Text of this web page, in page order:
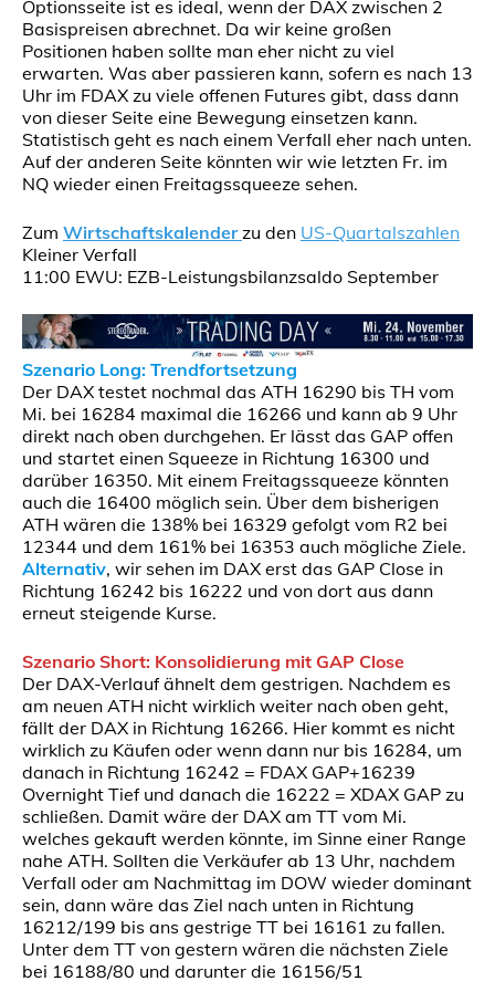
Optionsseite ist es ideal, wenn der DAX zwischen 2
Basispreisen abrechnet. Da wir keine großen
Positionen haben sollte man eher nicht zu viel
erwarten. Was aber passieren kann, sofern es nach 13
Uhr im FDAX zu viele offenen Futures gibt, dass dann
von dieser Seite eine Bewegung einsetzen kann.
Statistisch geht es nach einem Verfall eher nach unten.
Auf der anderen Seite könnten wir wie letzten Fr. im
NQ wieder einen Freitagssqueeze sehen.
Zum Wirtschaftskalender zu den US-Quartalszahlen
Kleiner Verfall
11:00 EWU: EZB-Leistungsbilanzsaldo September
Szenario Long: Trendfortsetzung
Der DAX testet nochmal das ATH 16290 bis TH vom
Mi. bei 16284 maximal die 16266 und kann ab 9 Uhr
direkt nach oben durchgehen. Er lässt das GAP offen
und startet einen Squeeze in Richtung 16300 und
darüber 16350. Mit einem Freitagssqueeze könnten
auch die 16400 möglich sein. Über dem bisherigen
ATH wären die 138% bei 16329 gefolgt vom R2 bei
12344 und dem 161% bei 16353 auch mögliche Ziele.
Alternativ, wir sehen im DAX erst das GAP Close in
Richtung 16242 bis 16222 und von dort aus dann
erneut steigende Kurse.
Szenario Short: Konsolidierung mit GAP Close
Der DAX-Verlauf ähnelt dem gestrigen. Nachdem es
am neuen ATH nicht wirklich weiter nach oben geht,
fällt der DAX in Richtung 16266. Hier kommt es nicht
wirklich zu Käufen oder wenn dann nur bis 16284, um
danach in Richtung 16242 = FDAX GAP+16239
Overnight Tief und danach die 16222 = XDAX GAP zu
schließen. Damit wäre der DAX am TT vom Mi.
welches gekauft werden könnte, im Sinne einer Range
nahe ATH. Sollten die Verkäufer ab 13 Uhr, nachdem
Verfall oder am Nachmittag im DOW wieder dominant
sein, dann wäre das Ziel nach unten in Richtung
16212/199 bis ans gestrige TT bei 16161 zu fallen.
Unter dem TT von gestern wären die nächsten Ziele
bei 16188/80 und darunter die 16156/51